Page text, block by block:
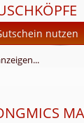
nutzen